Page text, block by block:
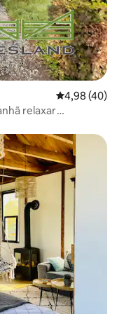
4,98 de uma
4,98 (40)
relaxar